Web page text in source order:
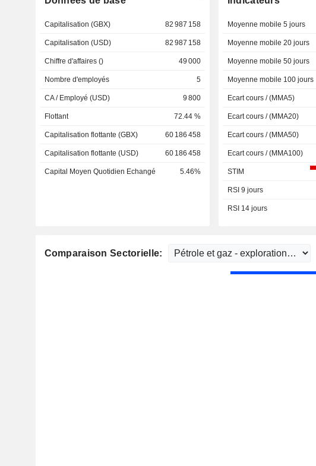
Capitalisation (GBX) 82 987 158
Capitalisation (USD) 82 987 158
Chiffre d'affaires () 49 000
Nombre d'employés 5
CA / Employé (USD) 9 800
Flottant 72.44 %
Capitalisation flottante (GBX) 60 186 458
Capitalisation flottante (USD) 60 186 458
Capital Moyen Quotidien Echangé 5.46%
Moyenne mobile 5 jours
Moyenne mobile 20 jours
Moyenne mobile 50 jours
Moyenne mobile 100 jours
Ecart cours / (MMA5)
Ecart cours / (MMA20)
Ecart cours / (MMA50)
Ecart cours / (MMA100)
STIM
RSI 9 jours
RSI 14 jours
Comparaison Sectorielle: